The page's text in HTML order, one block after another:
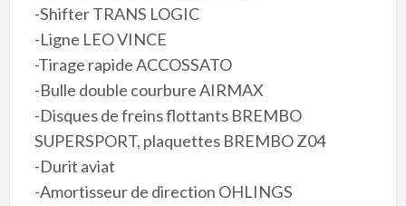
-Shifter TRANS LOGIC
-Ligne LEO VINCE
-Tirage rapide ACCOSSATO
-Bulle double courbure AIRMAX
-Disques de freins flottants BREMBO
SUPERSPORT, plaquettes BREMBO Z04
-Durit aviat
-Amortisseur de direction OHLINGS